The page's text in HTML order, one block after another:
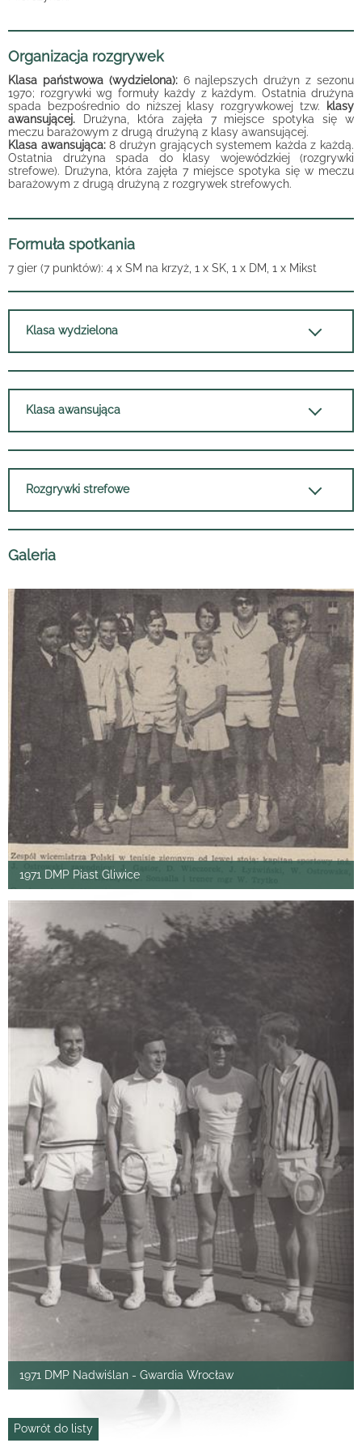
Organizacja rozgrywek
Klasa państwowa (wydzielona):6 najlepszych drużyn z sezonu
1970; rozgrywki wg formuły każdy z każdym. Ostatnia drużyna
spada bezpośrednio do niższej klasy rozgrywkowej tzw.
klasy
awansującej.
Drużyna, która zajęła 7 miejsce spotyka się w
meczu barażowym z drugą drużyną z klasy awansującej.
Klasa awansująca:8 drużyn grających systemem każda z każdą.
Ostatnia drużyna spada do klasy wojewódzkiej (rozgrywki
strefowe). Drużyna, która zajęła 7 miejsce spotyka się w meczu
barażowym z drugą drużyną z rozgrywek strefowych.
Formuła spotkania
7 gier (7 punktów): 4 x SM na krzyż, 1 x SK, 1 x DM, 1 x Mikst
Klasa wydzielona
Klasa awansująca
Rozgrywki strefowe
Galeria
1971 DMP Piast Gliwice
1971 DMP Nadwiślan - Gwardia Wrocław
Powrót do listy